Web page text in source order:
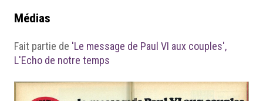
Médias
Fait partie de 'Le message de Paul VI aux couples',
L'Echo de notre temps